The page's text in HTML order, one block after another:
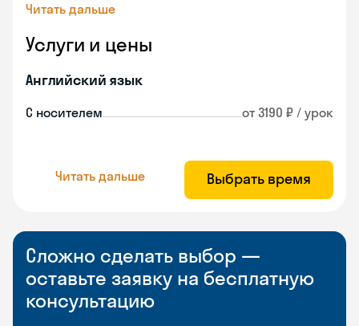
Читать дальше
Услуги и цены
Английский язык
С носителем от 3190 ₽ / урок
Читать дальше Выбрать время
Сложно сделать выбор —
оставьте заявку на бесплатную
консультацию